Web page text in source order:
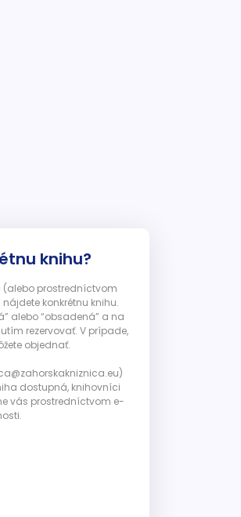
knihu?
(alebo prostredníctvom
konkrétnu knihu.
alebo “obsadená” a na
rezervovať. V prípade,
objednať.
dostupná, knihovníci
vás prostredníctvom e-